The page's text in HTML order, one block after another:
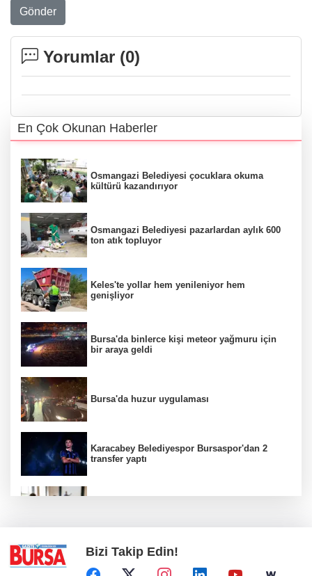
Gönder
Yorumlar (0)
En Çok Okunan Haberler
Osmangazi Belediyesi çocuklara okuma
kültürü kazandırıyor
Osmangazi Belediyesi pazarlardan aylık 600
ton atık topluyor
Keles'te yollar hem yenileniyor hem
genişliyor
Bursa'da binlerce kişi meteor yağmuru için
bir araya geldi
Bursa'da huzur uygulaması
Karacabey Belediyespor Bursaspor'dan 2
transfer yaptı
Bizi Takip Edin!